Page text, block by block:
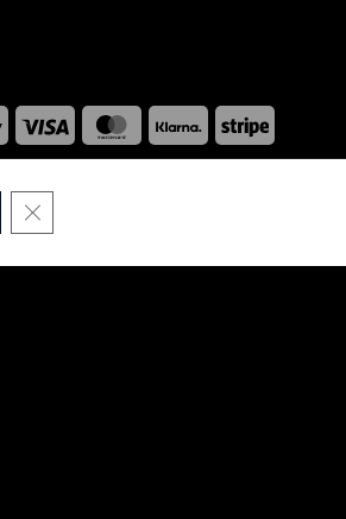
Google
Pay
Visa MasterCardKlarna Stripe
CLOSE GDPR COOKIE BANNER